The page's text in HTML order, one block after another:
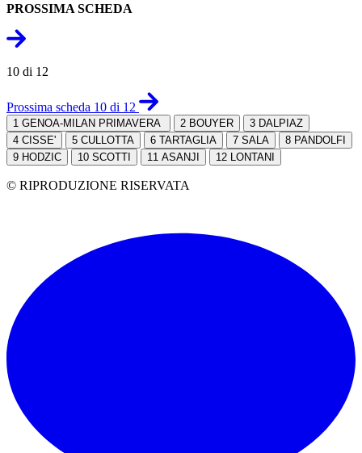
PROSSIMA SCHEDA
10 di 12
Prossima scheda 10 di 12
1 GENOA-MILAN PRIMAVERA 2 BOUYER 3 DALPIAZ
4 CISSE' 5 CULLOTTA 6 TARTAGLIA 7 SALA 8 PANDOLFI
9 HODZIC 10 SCOTTI 11 ASANJI 12 LONTANI
© RIPRODUZIONE RISERVATA